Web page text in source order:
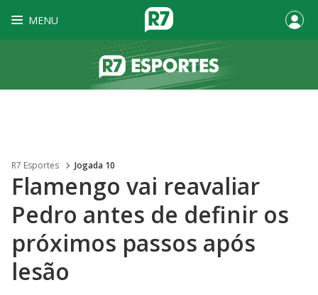
MENU
R7 Esportes Jogada 10
Flamengo vai reavaliar
Pedro antes de definir os
próximos passos após
lesão